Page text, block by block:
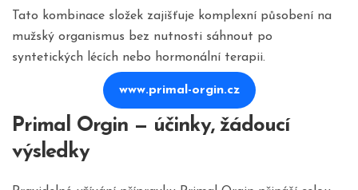
Tato kombinace složek zajišťuje komplexní působení na
mužský organismus bez nutnosti sáhnout po
syntetických lécích nebo hormonální terapii.
www.primal-orgin.cz
Primal Orgin — účinky, žádoucí
výsledky